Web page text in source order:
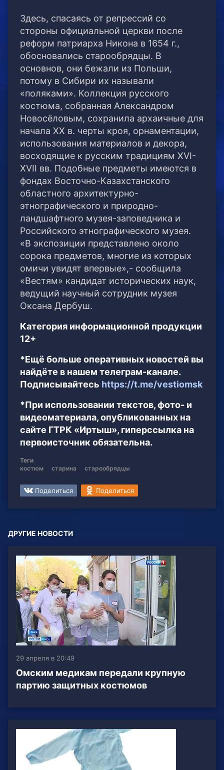
Здесь, спасаясь от репрессий со
стороны официальной церкви после
реформ патриарха Никона в 1654 г.,
обосновались старообрядцы. В
основнов, они бежали из Польши,
потому в Сибири их называли
«поляками». Коллекция русского
костюма, собранная Александром
Новосёловым, сохранила архаичные для
начала ХХ в. черты кроя, орнаментации,
использования материалов и декора,
восходящие к русским традициям XVI-
XVII вв. Подобные предметы имеются в
фондах Восточно-Казахстанского
областного архитектурно-
этнографического и природно-
ландшафтного музея-заповедника и
Российского этнографического музея.
«В экспозиции представлено около
сорока предметов, многие из которых
омичи увидят впервые»,- сообщила
«Вестям» кандидат исторических наук,
ведущий научный сотрудник музея
Оксана Дербуш.
Категория информационной продукции
12+
*Ещё больше оперативных новостей вы
найдёте в нашем телеграм-канале.
Подписывайтесь https://t.me/vestiomsk
*При использовании текстов, фото- и
видеоматериала, опубликованных на
сайте ГТРК «Иртыш», гиперссылка на
первоисточник обязательна.
Теги
костюм
старина старообрядцы
Поделиться Поделиться
ДРУГИЕ НОВОСТИ
29 апреля в 20:49
Омским медикам передали крупную
партию защитных костюмов